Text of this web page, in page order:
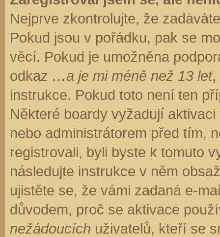
Nejprve zkontrolujte, že
Pokud jsou v pořádku, pak se
věcí. Pokud je umožněna
odkaz …a je mi méně než 13 let,
instrukce. Pokud toto není ten
Některé boardy vyžadují
nebo administrátorem před tím,
registrovali, byli byste k tomuto
následujte instrukce v něm
ujistěte se, že vámi zadaná e-
důvodem, proč se aktivace
nežádoucích uživatelů, kteří se